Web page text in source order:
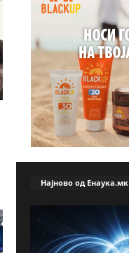
Најново од Енаука.мк